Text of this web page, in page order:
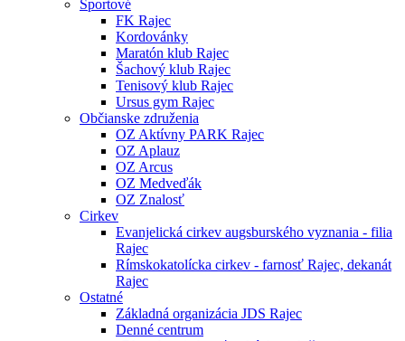
Športové
FK Rajec
Kordovánky
Maratón klub Rajec
Šachový klub Rajec
Tenisový klub Rajec
Ursus gym Rajec
Občianske združenia
OZ Aktívny PARK Rajec
OZ Aplauz
OZ Arcus
OZ Medveďák
OZ Znalosť
Cirkev
Evanjelická cirkev augsburského vyznania - filia
Rajec
Rímskokatolícka cirkev - farnosť Rajec, dekanát
Rajec
Ostatné
Základná organizácia JDS Rajec
Denné centrum